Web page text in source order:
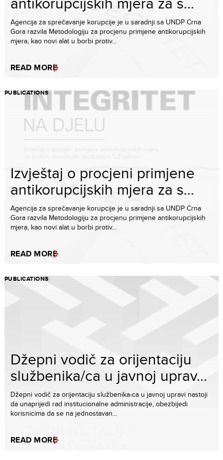
Agencija za sprečavanje korupcije je u saradnji sa UNDP Crna
Gora razvila Metodologiju za procjenu primjene antikorupcijskih
mjera, kao novi alat u borbi protiv...
READ MORE
PUBLICATIONS
Izvještaj o procjeni primjene
antikorupcijskih mjera za s...
Agencija za sprečavanje korupcije je u saradnji sa UNDP Crna
Gora razvila Metodologiju za procjenu primjene antikorupcijskih
mjera, kao novi alat u borbi protiv...
READ MORE
PUBLICATIONS
Džepni vodič za orijentaciju
službenika/ca u javnoj uprav...
Džepni vodič za orijentaciju službenika-ca u javnoj upravi nastoji
da unaprijedi rad institucionalne administracije, obezbijedi
korisnicima da se na jednostavan...
READ MORE